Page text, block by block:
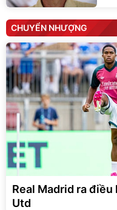
CHUYỂN NHƯỢNG
Real Madrid ra
Utd